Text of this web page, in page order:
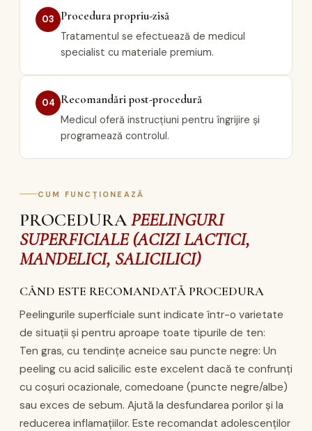
03 Procedura propriu-zisă
Tratamentul se efectuează de medicul
specialist cu materiale premium.
04 Recomandări post-procedură
Medicul oferă instrucțiuni pentru îngrijire și
programează controlul.
CUM FUNCȚIONEAZĂ
PROCEDURAPEELINGURI
SUPERFICIALE (ACIZI LACTICI,
MANDELICI, SALICILICI)
CÂND ESTE RECOMANDATĂ PROCEDURA
Peelingurile superficiale sunt indicate într-o varietate
de situații și pentru aproape toate tipurile de ten:
Ten gras, cu tendințe acneice sau puncte negre: Un
peeling cu acid salicilic este excelent dacă te confrunți
cu coșuri ocazionale, comedoane (puncte negre/albe)
sau exces de sebum. Ajută la desfundarea porilor și la
reducerea inflamațiilor. Este recomandat adolescenților